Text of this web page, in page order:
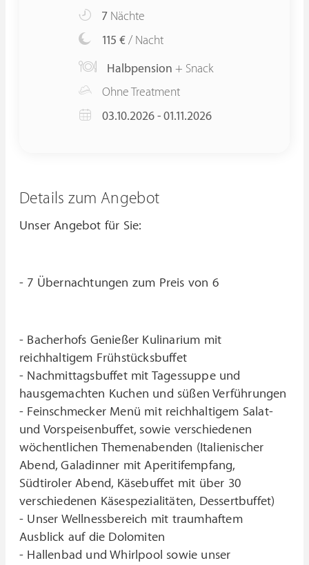
7 Nächte
115 € / Nacht
Halbpension + Snack
Ohne Treatment
03.10.2026 - 01.11.2026
Details zum Angebot
Unser Angebot für Sie:
- 7 Übernachtungen zum Preis von 6
- Bacherhofs Genießer Kulinarium mit
reichhaltigem Frühstücksbuffet
- Nachmittagsbuffet mit Tagessuppe und
hausgemachten Kuchen und süßen Verführungen
- Feinschmecker Menü mit reichhaltigem Salat-
und Vorspeisenbuffet, sowie verschiedenen
wöchentlichen Themenabenden (Italienischer
Abend, Galadinner mit Aperitifempfang,
Südtiroler Abend, Käsebuffet mit über 30
verschiedenen Käsespezialitäten, Dessertbuffet)
- Unser Wellnessbereich mit traumhaftem
Ausblick auf die Dolomiten
- Hallenbad und Whirlpool sowie unser